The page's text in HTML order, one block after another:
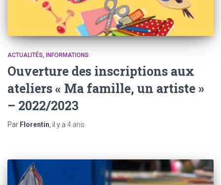
ACTUALITÉS INFORMATIONS
Ouverture des inscriptions aux
ateliers « Ma famille, un artiste »
– 2022/2023
Par Florentin , il y a 4 ans